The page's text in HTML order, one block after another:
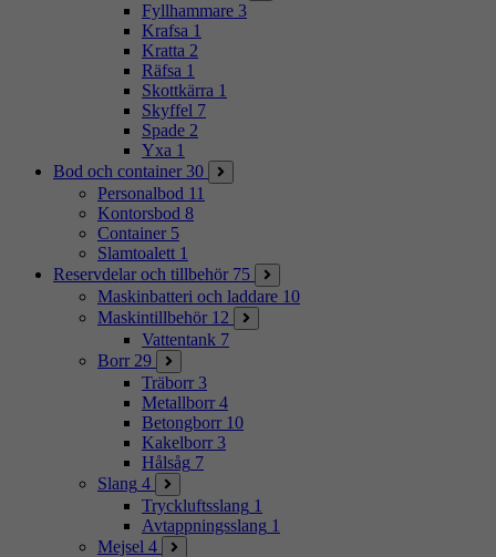
Fyllhammare 3
Krafsa 1
Kratta 2
Räfsa 1
Skottkärra 1
Skyffel 7
Spade 2
Yxa 1
Bod och container 30
Personalbod 11
Kontorsbod 8
Container 5
Slamtoalett 1
Reservdelar och tillbehör 75
Maskinbatteri och laddare 10
Maskintillbehör 12
Vattentank 7
Borr 29
Träborr 3
Metallborr 4
Betongborr 10
Kakelborr 3
Hålsåg 7
Slang 4
Tryckluftsslang 1
Avtappningsslang 1
Mejsel 4